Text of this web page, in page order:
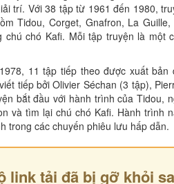
trí. Với 38 tập từ 1961 đến 1980,
Tidou, Corget, Gnafron, La Guille,
chú chó Kafi. Mỗi tập truyện là một
11 tập tiếp theo được xuất bản
tiếp bởi Olivier Séchan (3 tập),
bắt đầu với hành trình của Tidou,
và tìm lại chú chó Kafi. Hành trình
trong các chuyến phiêu lưu hấp dẫn.
link tải đã bị gỡ khỏi